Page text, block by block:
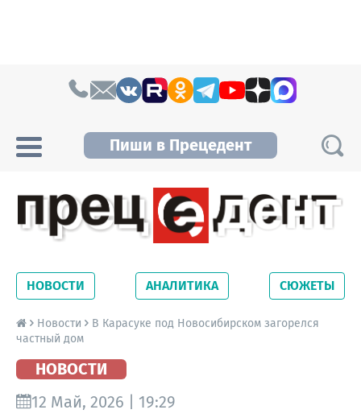
Пиши в Прецедент
Новосибирской области. Читайте свежие
новости на сайте сетевого издания
Precedent.
НОВОСТИ АНАЛИТИКА СЮЖЕТЫ
Новости
В Карасуке под Новосибирском загорелся
частный дом
НОВОСТИ
12 Май, 2026 | 19:29